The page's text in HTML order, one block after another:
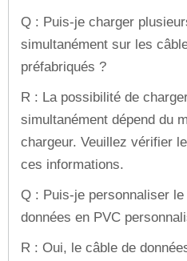
Q : Puis-je charger
simultanément sur les
préfabriqués ?
R : La possibilité de
simultanément dépend du
chargeur. Veuillez vérifier
ces informations.
Q : Puis-je personnaliser
données en PVC
R : Oui, le câble de